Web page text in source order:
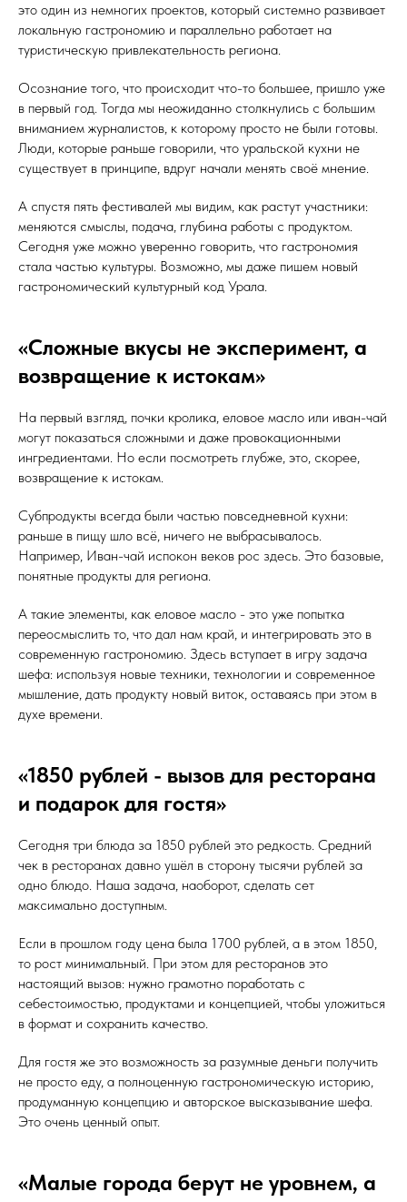
это один из немногих проектов, который системно развивает
локальную гастрономию и параллельно работает на
туристическую привлекательность региона.
Осознание того, что происходит что-то большее, пришло уже
в первый год. Тогда мы неожиданно столкнулись с большим
вниманием журналистов, к которому просто не были готовы.
Люди, которые раньше говорили, что уральской кухни не
существует в принципе, вдруг начали менять своё мнение.
А спустя пять фестивалей мы видим, как растут участники:
меняются смыслы, подача, глубина работы с продуктом.
Сегодня уже можно уверенно говорить, что гастрономия
стала частью культуры. Возможно, мы даже пишем новый
гастрономический культурный код Урала.
«Сложные вкусы не эксперимент, а
возвращение к истокам»
На первый взгляд, почки кролика, еловое масло или иван-чай
могут показаться сложными и даже провокационными
ингредиентами. Но если посмотреть глубже, это, скорее,
возвращение к истокам.
Субпродукты всегда были частью повседневной кухни:
раньше в пищу шло всё, ничего не выбрасывалось.
Например, Иван-чай испокон веков рос здесь. Это базовые,
понятные продукты для региона.
А такие элементы, как еловое масло - это уже попытка
переосмыслить то, что дал нам край, и интегрировать это в
современную гастрономию. Здесь вступает в игру задача
шефа: используя новые техники, технологии и современное
мышление, дать продукту новый виток, оставаясь при этом в
духе времени.
«1850 рублей - вызов для ресторана
и подарок для гостя»
Сегодня три блюда за 1850 рублей это редкость. Средний
чек в ресторанах давно ушёл в сторону тысячи рублей за
одно блюдо. Наша задача, наоборот, сделать сет
максимально доступным.
Если в прошлом году цена была 1700 рублей, а в этом 1850,
то рост минимальный. При этом для ресторанов это
настоящий вызов: нужно грамотно поработать с
себестоимостью, продуктами и концепцией, чтобы уложиться
в формат и сохранить качество.
Для гостя же это возможность за разумные деньги получить
не просто еду, а полноценную гастрономическую историю,
продуманную концепцию и авторское высказывание шефа.
Это очень ценный опыт.
«Малые города берут не уровнем, а